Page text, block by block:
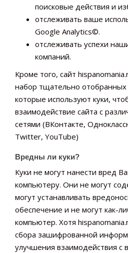
поисковые действия и
отслеживать ваше
Google Analytics©.
отслеживать успехи
компаний.
Кроме того, сайт
набор тщательно отобранных
которые используют куки,
взаимодействие сайта с
сетями (ВКонтакте,
Twitter, YouTube)
Вредны ли куки?
Куки не могут нанести вред
компьютеру. Они не могут
могут устанавливать
обеспечение и не могут как-
компьютер. Хотя
сбора зашифрованной
улучшения взаимодействия с